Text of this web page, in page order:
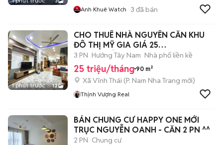
Anh Khuê Watch 3 đã bán
1 phút trước 12
CHO THUÊ NHÀ NGUYÊN CĂN KHU
ĐÔ THỊ MỸ GIA GIÁ 25
TRIỆU/THÁNG2
3 PN Hướng Tây Nam Nhà phố liền kề
25 triệu/tháng 90 m²
Xã Vĩnh Thái (P. Nam Nha Trang mới)
Thịnh Vượng Real
BÁN CHUNG CƯ HAPPY ONE MỚI
TRỤC NGUYỄN OANH - CĂN 2 PN ^^
2 PN Chung cư